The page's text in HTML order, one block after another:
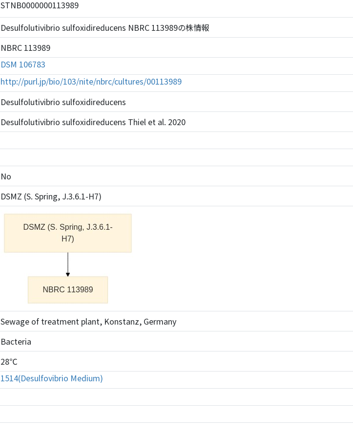
STNB0000000113989
Desulfolutivibrio sulfoxidireducens NBRC 113989の株情報
NBRC 113989
DSM 106783
http://purl.jp/bio/103/nite/nbrc/cultures/00113989
Desulfolutivibrio sulfoxidireducens
Desulfolutivibrio sulfoxidireducens Thiel et al. 2020
No
DSMZ (S. Spring, J.3.6.1-H7)
Sewage of treatment plant, Konstanz, Germany
Bacteria
28℃
1514(Desulfovibrio Medium)